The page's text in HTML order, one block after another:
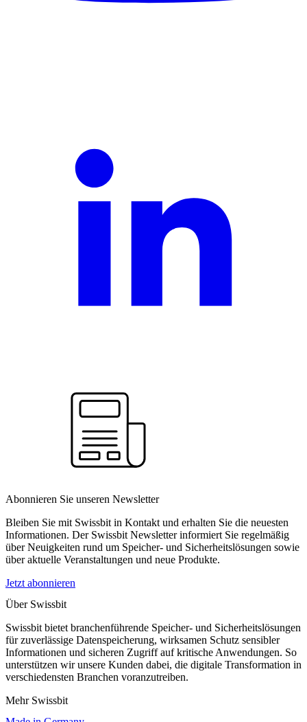
Abonnieren Sie unseren Newsletter
Bleiben Sie mit Swissbit in Kontakt und erhalten Sie die neuesten
Informationen. Der Swissbit Newsletter informiert Sie regelmäßig
über Neuigkeiten rund um Speicher- und Sicherheitslösungen sowie
über aktuelle Veranstaltungen und neue Produkte.
Jetzt abonnieren
Über Swissbit
Swissbit bietet branchenführende Speicher- und Sicherheitslösungen
für zuverlässige Datenspeicherung, wirksamen Schutz sensibler
Informationen und sicheren Zugriff auf kritische Anwendungen. So
unterstützen wir unsere Kunden dabei, die digitale Transformation in
verschiedensten Branchen voranzutreiben.
Mehr Swissbit